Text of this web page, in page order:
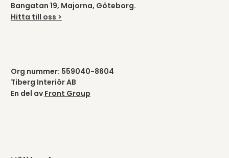
Bangatan 19, Majorna, Göteborg.
Hitta till oss >
Org nummer: 559040-8604
Tiberg Interiör AB
En del av Front Group